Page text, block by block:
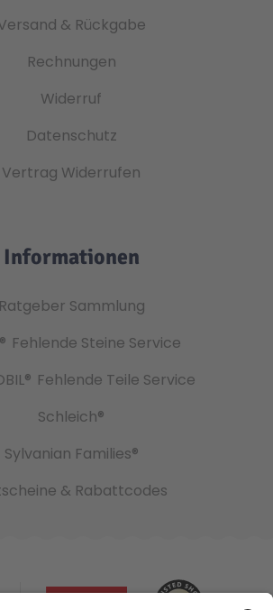
& Rückgabe
Rechnungen
Widerruf
Datenschutz
Vertrag Widerrufen
Informationen
Ratgeber Sammlung
Fehlende Steine Service
Fehlende Teile Service
Schleich®
Sylvanian Families®
& Rabattcodes